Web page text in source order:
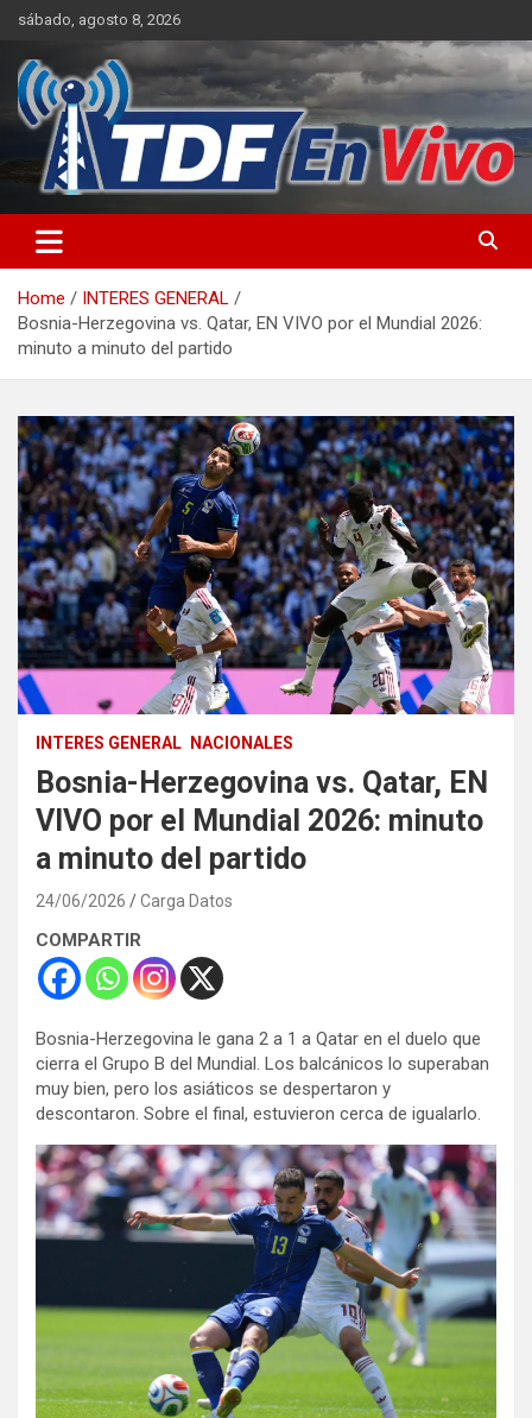
Skip
content
sábado, agosto 8, 2026
Home
INTERES GENERAL
Bosnia-Herzegovina vs. Qatar, EN VIVO por el Mundial 2026:
minuto a minuto del partido
INTERES GENERAL NACIONALES
Bosnia-Herzegovina vs. Qatar, EN
VIVO por el Mundial 2026: minuto
a minuto del partido
24/06/2026 Carga Datos
COMPARTIR
Bosnia-Herzegovina le gana 2 a 1 a Qatar en el duelo que
cierra el Grupo B del Mundial. Los balcánicos lo superaban
muy bien, pero los asiáticos se despertaron y
descontaron. Sobre el final, estuvieron cerca de igualarlo.